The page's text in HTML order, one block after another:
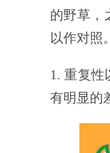
的野草，
以作对照
1. 重复性
有明显的